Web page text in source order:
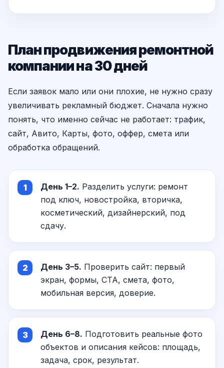
План продвижения ремонтной
компании на 30 дней
Если заявок мало или они плохие, не нужно сразу
увеличивать рекламный бюджет. Сначала нужно
понять, что именно сейчас не работает: трафик,
сайт, Авито, Карты, фото, оффер, смета или
обработка обращений.
День 1–2. Разделить услуги: ремонт
под ключ, новостройка, вторичка,
косметический, дизайнерский, под
сдачу.
День 3–5. Проверить сайт: первый
экран, формы, CTA, смета, фото,
мобильная версия, доверие.
День 6–8. Подготовить реальные фото
объектов и описания кейсов: площадь,
задача, срок, результат.